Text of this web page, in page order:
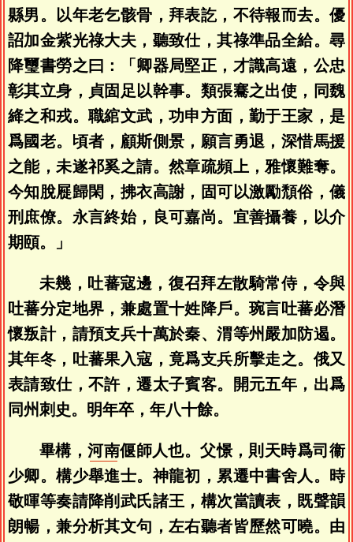
縣男。以年老乞骸骨，拜表訖，不待報而去。優
詔加金紫光祿大夫，聽致仕，其祿準品全給。尋
降璽書勞之曰：「卿器局堅正，才識高遠，公忠
彰其立身，貞固足以幹事。類張騫之出使，同魏
絳之和戎。職綰文武，功申方面，勤于王家，是
爲國老。頃者，顧斯側景，願言勇退，深惜馬援
之能，未遂祁奚之請。然章疏頻上，雅懷難奪。
今知脫屣歸閑，拂衣高謝，固可以激勵頹俗，儀
刑庶僚。永言終始，良可嘉尚。宜善攝養，以介
期頤。」
未幾，吐蕃寇邊，復召拜左散騎常侍，令與
吐蕃分定地界，兼處置十姓降戶。琬言吐蕃必潛
懷叛計，請預支兵十萬於秦、渭等州嚴加防遏。
其年冬，吐蕃果入寇，竟爲支兵所擊走之。俄又
表請致仕，不許，遷太子賓客。開元五年，出爲
同州刺史。明年卒，年八十餘。
畢構，河南偃師人也。父憬，則天時爲司衞
少卿。構少舉進士。神龍初，累遷中書舍人。時
敬暉等奏請降削武氏諸王，構次當讀表，既聲韻
朗暢，兼分析其文句，左右聽者皆歷然可曉。由